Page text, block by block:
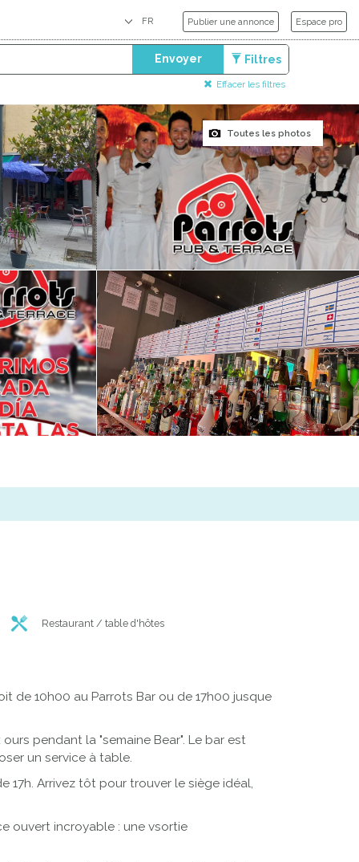
Publier une annonce Espace pro
Envoyer Filtres
Effacer les filtres
Toutes les photos
Restaurant / table d'hôtes
de 10h00 au Parrots Bar ou de 17h00 jusque
pendant la "semaine Bear". Le bar est
un service à table.
17h. Arrivez tôt pour trouver le siège idéal,
ouvert incroyable : une vsortie